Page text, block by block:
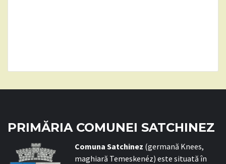
PRIMĂRIA COMUNEI SATCHINEZ
Comuna Satchinez (germană Knees,
maghiară Temeskenéz) este situată în